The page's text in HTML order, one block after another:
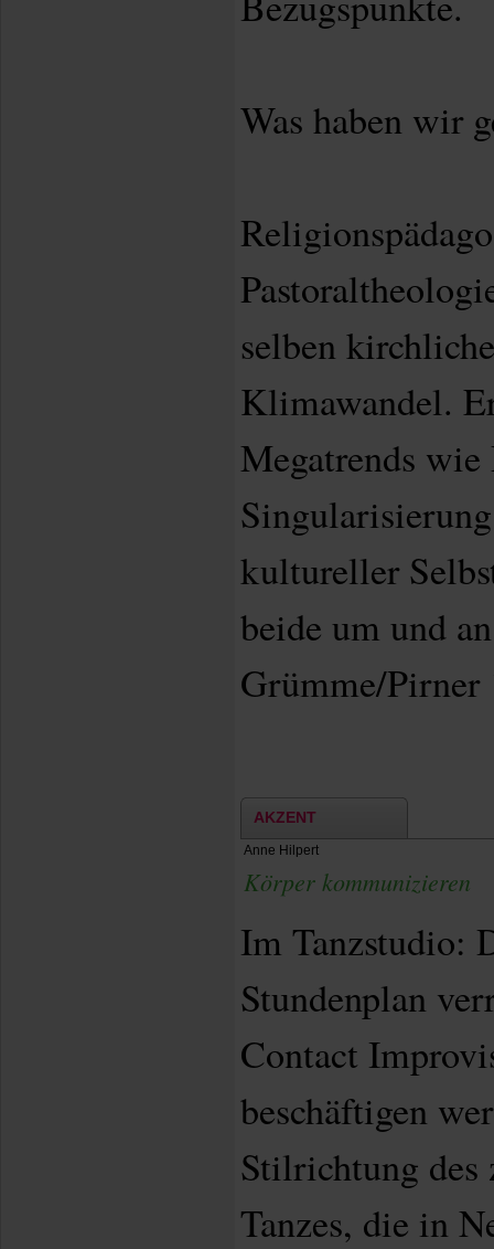
Was haben wir
selben
Klimawandel.
Megatrends
kultureller
beide um und
Grümme/Pirner
AKZENT
Anne Hilpert
Körper kommunizieren
Im Tanzstudio:
Stundenplan
Contact
beschäftigen
Stilrichtung des
Tanzes, die in